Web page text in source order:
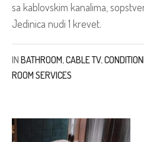
sa kablovskim kanalima,
Jedinica nudi 1 krevet.
IN BATHROOM,CABLE TV,
ROOM SERVICES